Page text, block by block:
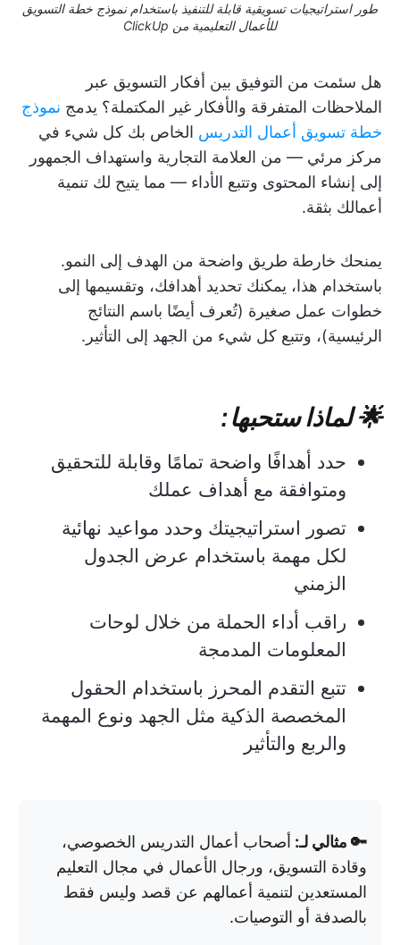
طور استراتيجيات تسويقية قابلة للتنفيذ باستخدام نموذج خطة التسويق
للأعمال التعليمية من ClickUp
هل سئمت من التوفيق بين أفكار التسويق عبر
الملاحظات المتفرقة والأفكار غير المكتملة؟ يدمج نموذج
خطة تسويق أعمال التدريس الخاص بك كل شيء في
مركز مرئي — من العلامة التجارية واستهداف الجمهور
إلى إنشاء المحتوى وتتبع الأداء — مما يتيح لك تنمية
أعمالك بثقة.
يمنحك خارطة طريق واضحة من الهدف إلى النمو.
باستخدام هذا، يمكنك تحديد أهدافك، وتقسيمها إلى
خطوات عمل صغيرة (تُعرف أيضًا باسم النتائج
الرئيسية)، وتتبع كل شيء من الجهد إلى التأثير.
🌟 لماذا ستحبها:
حدد أهدافًا واضحة تمامًا وقابلة للتحقيق
ومتوافقة مع أهداف عملك
تصور استراتيجيتك وحدد مواعيد نهائية
لكل مهمة باستخدام عرض الجدول
الزمني
راقب أداء الحملة من خلال لوحات
المعلومات المدمجة
تتبع التقدم المحرز باستخدام الحقول
المخصصة الذكية مثل الجهد ونوع المهمة
والربع والتأثير
🔑 مثالي لـ: أصحاب أعمال التدريس الخصوصي،
وقادة التسويق، ورجال الأعمال في مجال التعليم
المستعدين لتنمية أعمالهم عن قصد وليس فقط
بالصدفة أو التوصيات.